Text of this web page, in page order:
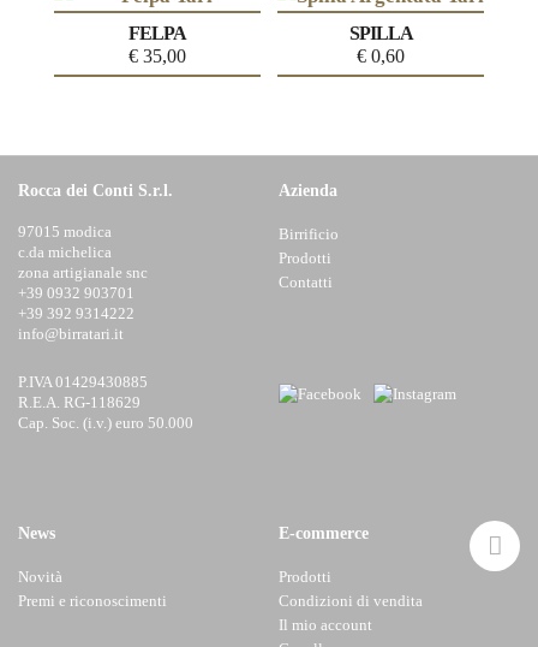
FELPA
€35,00
SPILLA
€ 0,60
Rocca dei Conti S.r.l.
97015 modica
c.da michelica
zona artigianale snc
+39 0932 903701
+39 392 9314222
info@birratari.it
P.IVA 01429430885
R.E.A. RG-118629
Cap. Soc. (i.v.) euro 50.000
Azienda
Birrificio
Prodotti
Contatti
News
Novità
Premi e riconoscimenti
E-commerce
Prodotti
Condizioni di vendita
Il mio account